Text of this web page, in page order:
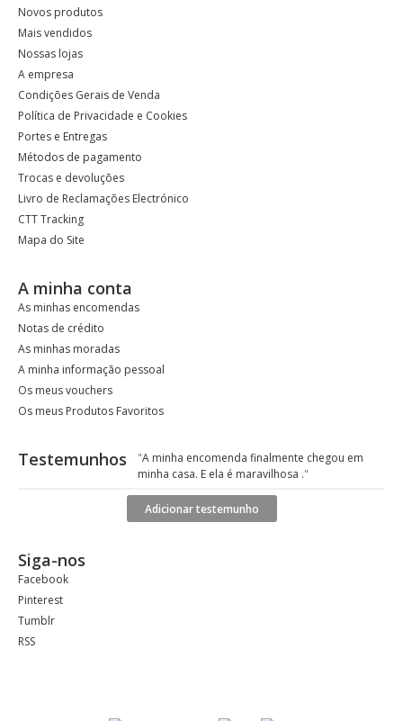
Novos produtos
Mais vendidos
Nossas lojas
A empresa
Condições Gerais de Venda
Política de Privacidade e Cookies
Portes e Entregas
Métodos de pagamento
Trocas e devoluções
Livro de Reclamações Electrónico
CTT Tracking
Mapa do Site
A minha conta
As minhas encomendas
Notas de crédito
As minhas moradas
A minha informação pessoal
Os meus vouchers
Os meus Produtos Favoritos
Testemunhos "A minha encomenda finalmente chegou em
minha casa. E ela é maravilhosa ."
Adicionar testemunho
Siga-nos
Facebook
Pinterest
Tumblr
RSS